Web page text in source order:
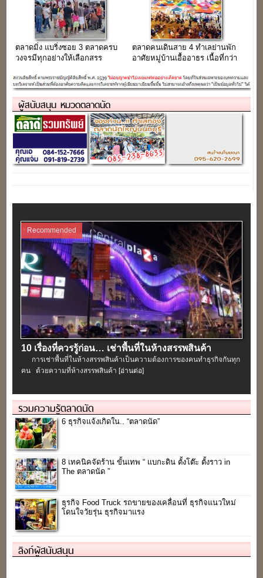
ตลาดมิ่ง แบริ่งซอย 3 ตลาดครบ
วงจรมีทุกอย่างให้เลือกสรร
ตลาดคนเดินสาย 4 ทำเลย่านพัก
อาศัยหมู่บ้านเอื้ออาธร เนื้อที่กว่า
ผู้สนับสนุน หมวดตลาดนัด
Recommended
10 เรื่องที่ควรรู้ก่อน… เช่าพื้นที่ในห้างสรรพสินค้า
การเช่าพื้นที่ในห้างสรรพสินค้าเป็นความต้องการของคนทำธุรกิจกันทุก
คน ด้วยความที่ห้างสรรพสินค้า [อ่านต่อ]
รวมความรู้ตลาดนัด
6 ธุรกิจแจ้งเกิดใน.. “ตลาดนัด”
8 เทคนิคจัดร้าน ขั้นเทพ “ แบกะดิน ตั้งโต๊ะ ตั้งราว in
The ตลาดนัด ”
ธุรกิจ Food Truck รถขายของเคลื่อนที่ ธุรกิจแนวใหม่
โดนใจวัยรุ่น ธุรกิจมาแรง
ลิงก์ผู้สนับสนุน